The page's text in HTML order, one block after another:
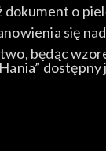
dokument o
się
będąc